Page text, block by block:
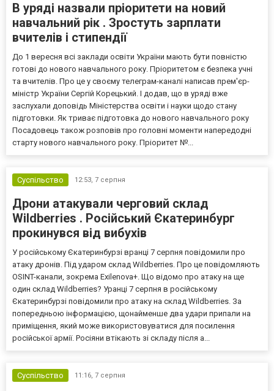
В уряді назвали пріоритети на новий
навчальний рік . Зростуть зарплати
вчителів і стипендії
До 1 вересня всі заклади освіти України мають бути повністю
готові до нового навчального року. Пріоритетом є безпека учні
та вчителів. Про це у своєму телеграм-каналі написав прем'єр-
міністр України Сергій Корецький. І додав, що в уряді вже
заслухали доповідь Міністерства освіти і науки щодо стану
підготовки. Як триває підготовка до нового навчального року
Посадовець також розповів про головні моменти напередодні
старту нового навчального року. Пріоритет №...
Суспільство 12:53, 7 серпня
Дрони атакували черговий склад
Wildberries . Російський Єкатеринбург
прокинувся від вибухів
У російському Єкатеринбурзі вранці 7 серпня повідомили про
атаку дронів. Під ударом склад Wildberries. Про це повідомляють
OSINT-канали, зокрема Exilenova+. Що відомо про атаку на ще
один склад Wildberries? Уранці 7 серпня в російському
Єкатеринбурзі повідомили про атаку на склад Wildberries. За
попередньою інформацією, щонайменше два удари припали на
приміщення, який може використовуватися для посилення
російської армії. Росіяни втікають зі складу після а...
Суспільство 11:16, 7 серпня